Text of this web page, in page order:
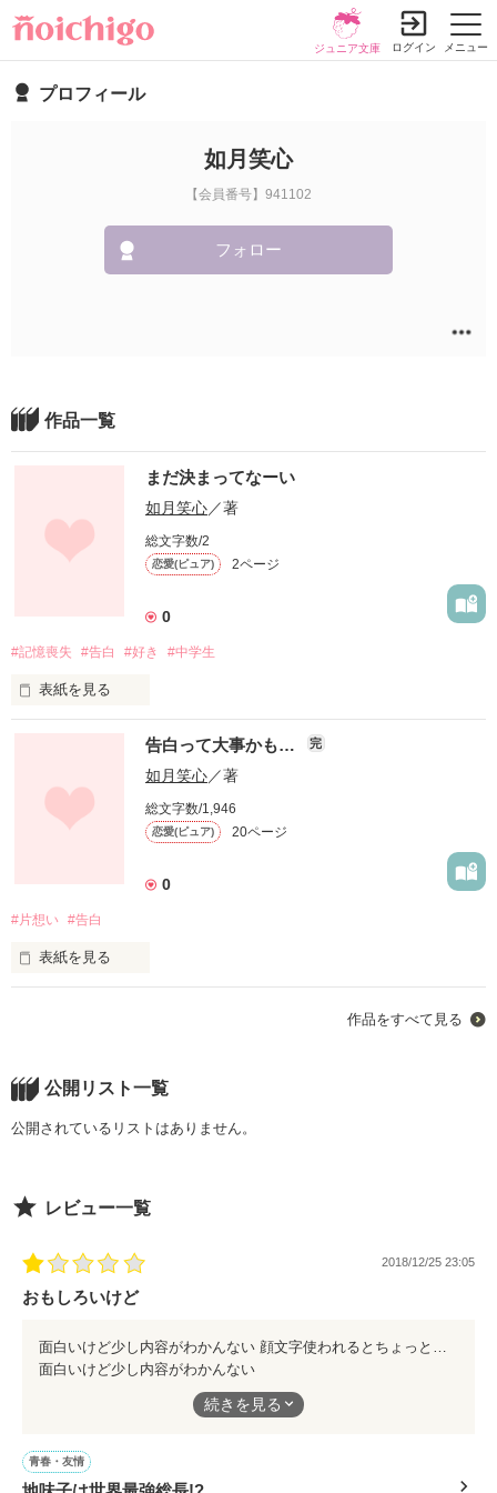
メニュー
ジュニア文庫 ログイン
プロフィール
如月笑心
【会員番号】941102
フォロー
作品一覧
まだ決まってなーい
如月笑心／著
総文字数/2
恋愛(ピュア) 2ページ
0
#記憶喪失 #告白 #好き #中学生
表紙を見る
付き合ってラブラブだった私たち
｢別れよう｣
階段から落ちた拍子に頭を強く打って
告白って大事かも… 完
如月笑心／著
総文字数/1,946
恋愛(ピュア) 20ページ
0
#片想い #告白
表紙を見る
同じクラスで親友になった
星川美鈴(ほしかわみすず)
泉蓮(いずみれん)
笑心はどんどん蓮に惹かれていく…
告白は…
作品を読む
作品をすべて見る
公開リスト一覧
公開されているリストはありません。
レビュー一覧
2018/12/25 23:05
おもしろいけど
面白いけど少し内容がわかんない
顔文字使われるとちょっとやだかな
もう少し丁寧に説明したりした方がいいと思う
続きを見る
青春・友情